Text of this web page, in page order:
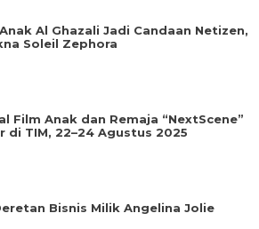
Al Ghazali Jadi Candaan Netizen,
Soleil Zephora
Film Anak dan Remaja “NextScene”
di TIM, 22–24 Agustus 2025
Bisnis Milik Angelina Jolie